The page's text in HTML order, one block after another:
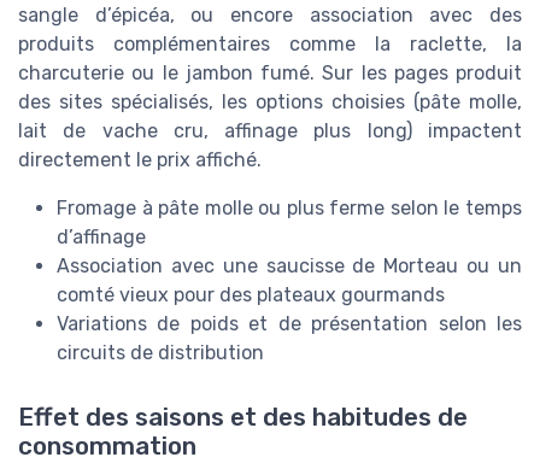
sangle d’épicéa, ou encore association avec des
produits complémentaires comme la raclette, la
charcuterie ou le jambon fumé. Sur les pages produit
des sites spécialisés, les options choisies (pâte molle,
lait de vache cru, affinage plus long) impactent
directement le prix affiché.
Fromage à pâte molle ou plus ferme selon le temps
d’affinage
Association avec une saucisse de Morteau ou un
comté vieux pour des plateaux gourmands
Variations de poids et de présentation selon les
circuits de distribution
Effet des saisons et des habitudes de
consommation